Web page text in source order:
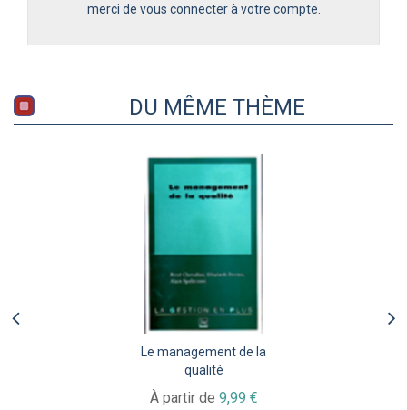
merci de vous connecter à votre compte.
DU MÊME THÈME
Le management de la
qualité
À partir de 9,99 €